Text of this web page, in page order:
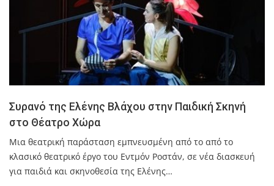
Συρανό της Ελένης Βλάχου στην Παιδική Σκηνή
στο Θέατρο Χώρα
Μια θεατρική παράσταση εμπνευσμένη από το από το
κλασικό θεατρικό έργο του Εντμόν Ροστάν, σε νέα διασκευή
για παιδιά και σκηνοθεσία της Ελένης…